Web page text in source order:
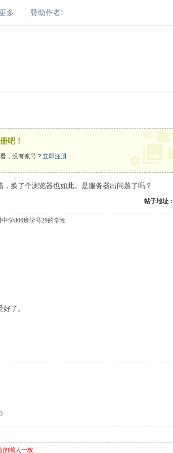
更多 赞助作者!
吧！
，没有账号？ 立即注册
换了个浏览器也如此。是服务器出问题了吗？
帖子地址：
学806班学号29的学牲
了。
的懒人一枚